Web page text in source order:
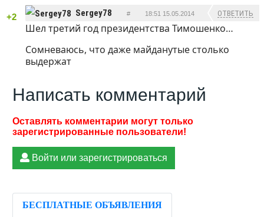
+2 Sergey78 # 18:51 15.05.2014 ОТВЕТИТЬ
Шел третий год президентства Тимошенко…
Сомневаюсь, что даже майданутые столько
выдержат
Написать комментарий
Войти или зарегистрироваться
БЕСПЛАТНЫЕ ОБЪЯВЛЕНИЯ